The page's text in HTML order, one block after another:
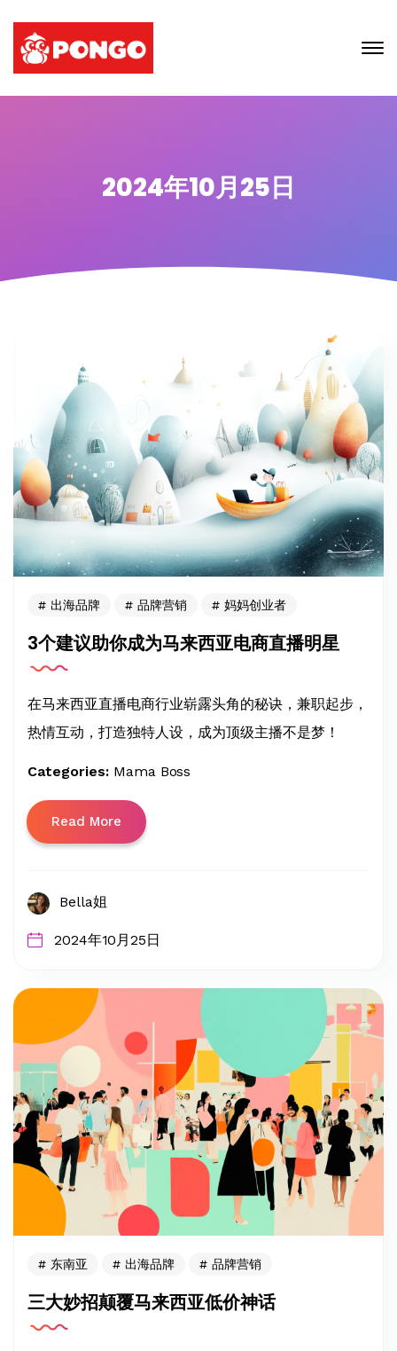
2024年10月25日
出海品牌 品牌营销 妈妈创业者
3个建议助你成为马来西亚电商直播明星
在马来西亚直播电商行业崭露头角的秘诀，兼职起步，
热情互动，打造独特人设，成为顶级主播不是梦！
Categories: Mama Boss
Read More
Bella姐
2024年10月25日
东南亚 出海品牌 品牌营销
三大妙招颠覆马来西亚低价神话